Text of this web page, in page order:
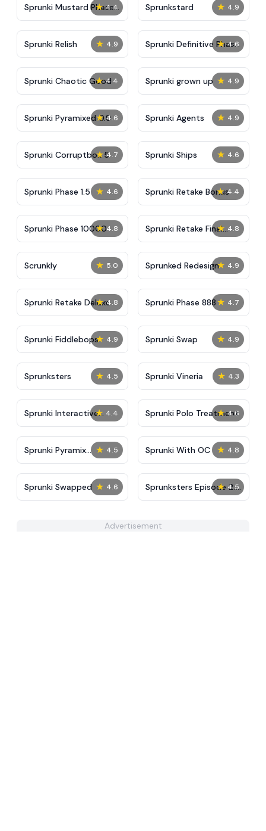
★ 4.4
Sprunki Mustard Phase
2
★ 4.9
Sprunkstard
★ 4.9
Sprunki Relish ★ 4.6
Sprunki Definitive Phase
7
★ 4.4
Sprunki Chaotic Good ★ 4.9
Sprunki grown up
★ 4.6
Sprunki Pyramixed 0.9 ★ 4.9
Sprunki Agents
★ 4.7
Sprunki Corruptbox 5 ★ 4.6
Sprunki Ships
★ 4.6
Sprunki Phase 1.5 ★ 4.4
Sprunki Retake Bonus
★ 4.8
Sprunki Phase 10000 ★ 4.8
Sprunki Retake Final
Update
★ 5.0
Scrunkly ★ 4.9
Sprunked Redesign
★ 4.8
Sprunki Retake Deluxe ★ 4.7
Sprunki Phase 888
★ 4.9
Sprunki Fiddlebops ★ 4.9
Sprunki Swap
★ 4.5
Sprunksters ★ 4.3
Sprunki Vineria
★ 4.4
Sprunki Interactive
Tunner
★ 4.6
Sprunki Polo Treatment
★ 4.5
Sprunki Pyramix
Melophobia
★ 4.8
Sprunki With OC
★ 4.6
Sprunki Swapped ★ 4.5
Sprunksters Episode 2:
The Cave
Advertisement